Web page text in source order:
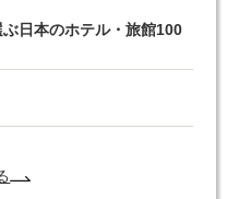
ぶ日本のホテル・旅館100